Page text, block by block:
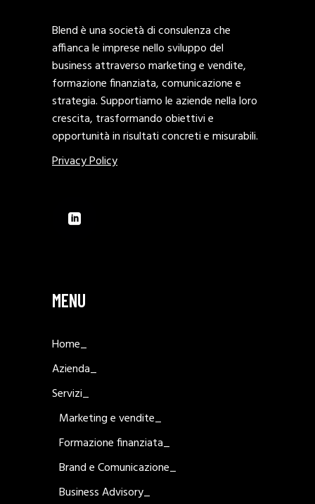
Blend è una società di consulenza che
affianca le imprese nello sviluppo del
business attraverso marketing e vendite,
formazione finanziata, comunicazione e
strategia. Supportiamo le aziende nella loro
crescita, trasformando obiettivi e
opportunità in risultati concreti e misurabili.
Privacy Policy
MENU
Home_
Azienda_
Servizi_
Marketing e vendite_
Formazione finanziata_
Brand e Comunicazione_
Business Advisory_